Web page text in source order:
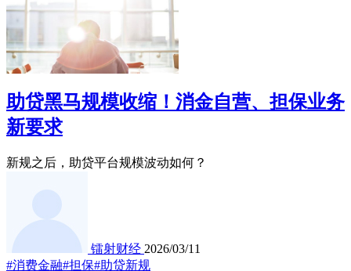
助贷黑马规模收缩！消金自营、担保业务
新要求
新规之后，助贷平台规模波动如何？
镭射财经 2026/03/11
#消费金融#担保#助贷新规